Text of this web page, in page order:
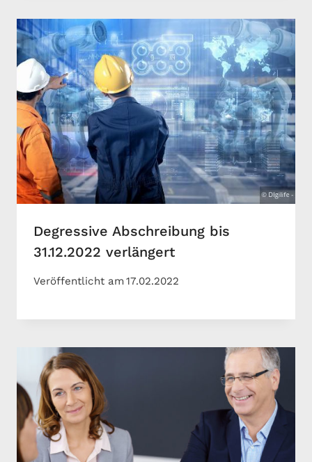
Degressive Abschreibung bis
31.12.2022 verlängert
Veröffentlicht am17.02.2022